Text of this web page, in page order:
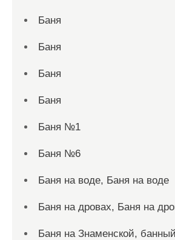
Баня
Баня
Баня
Баня
Баня №1
Баня №6
Баня на воде, Баня на воде
Баня на дровах, Баня на
Баня на Знаменской,